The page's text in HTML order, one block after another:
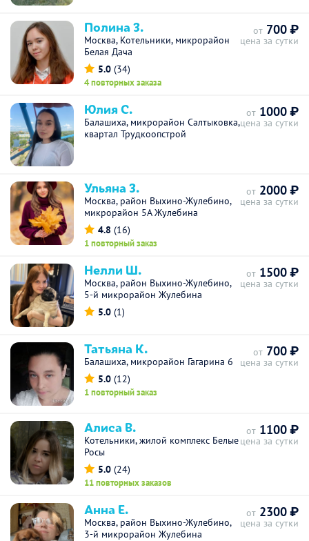
Полина З.
Москва, Котельники, микрорайон
Белая Дача
5.0 (34)
4 повторных заказа
от 700 ₽
цена за сутки
Юлия С.
Балашиха, микрорайон Салтыковка,
квартал Трудкоопстрой
от 1000 ₽
цена за сутки
Ульяна З.
Москва, район Выхино-Жулебино,
микрорайон 5А Жулебина
4.8 (16)
1 повторный заказ
от 2000 ₽
цена за сутки
Нелли Ш.
Москва, район Выхино-Жулебино,
5-й микрорайон Жулебина
5.0 (1)
от 1500 ₽
цена за сутки
Татьяна К.
Балашиха, микрорайон Гагарина 6
5.0 (12)
1 повторный заказ
от 700 ₽
цена за сутки
Алиса В.
Котельники, жилой комплекс Белые
Росы
5.0 (24)
11 повторных заказов
от 1100 ₽
цена за сутки
Анна Е.
Москва, район Выхино-Жулебино,
3-й микрорайон Жулебина
от 2300 ₽
цена за сутки